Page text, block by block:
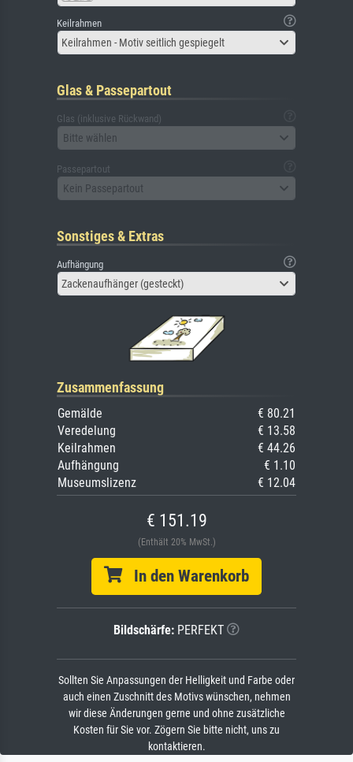
Keilrahmen
Keilrahmen - Motiv seitlich gespiegelt
Glas & Passepartout
Glas (inklusive Rückwand)
Bitte wählen
Passepartout
Kein Passepartout
Sonstiges & Extras
Aufhängung
Zackenaufhänger (gesteckt)
Zusammenfassung
Gemälde
€ 80.21
Veredelung
€ 13.58
Keilrahmen
€ 44.26
Aufhängung
€ 1.10
Museumslizenz
€ 12.04
€ 151.19
(Enthält 20% MwSt.)
In den Warenkorb
Bildschärfe: PERFEKT
Sollten Sie Anpassungen der Helligkeit und Farbe oder
auch einen Zuschnitt des Motivs wünschen, nehmen
wir diese Änderungen gerne und ohne zusätzliche
Kosten für Sie vor. Zögern Sie bitte nicht, uns zu
kontaktieren.